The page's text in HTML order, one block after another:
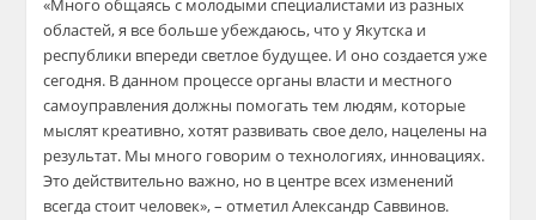
«Много общаясь с молодыми специалистами из разных
областей, я все больше убеждаюсь, что у Якутска и
республики впереди светлое будущее. И оно создается уже
сегодня. В данном процессе органы власти и местного
самоуправления должны помогать тем людям, которые
мыслят креативно, хотят развивать свое дело, нацелены на
результат. Мы много говорим о технологиях, инновациях.
Это действительно важно, но в центре всех изменений
всегда стоит человек», – отметил АлександрСаввинов.